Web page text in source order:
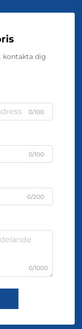
kontakta dig
0/100
0/100
0/200
0/1000